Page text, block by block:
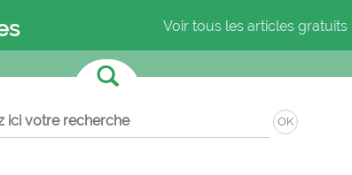
Voir tous les articles gratuits
OK